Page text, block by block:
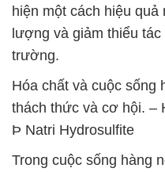
hiện một cách hiệu
lượng và giảm thiểu
trường.
Hóa chất và cuộc sống
thách thức và cơ hội. –
Þ Natri Hydrosulfite
Trong cuộc sống hàng